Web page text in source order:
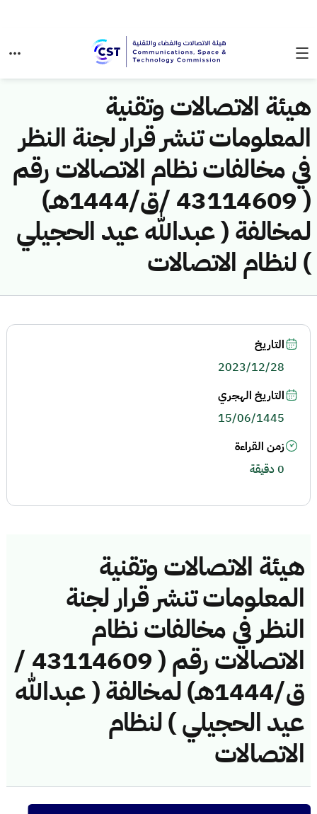
هيئة الاتصالات وتقنية
المعلومات تنشر قرار لجنة النظر
في مخالفات نظام الاتصالات رقم
( 43114609 /ق/1444هـ)
لمخالفة ( عبدالله عيد الحجيلي
) لنظام الاتصالات
هيئة الاتصالات وتقنية
المعلومات تنشر قرار لجنة
النظر في مخالفات نظام
الاتصالات رقم ( 43114609 /
ق/1444هـ) لمخالفة ( عبدالله
عيد الحجيلي ) لنظام
الاتصالات
التاريخ
2023/12/28
التاريخ الهجري
15/06/1445
زمن القراءة
0 دقيقة